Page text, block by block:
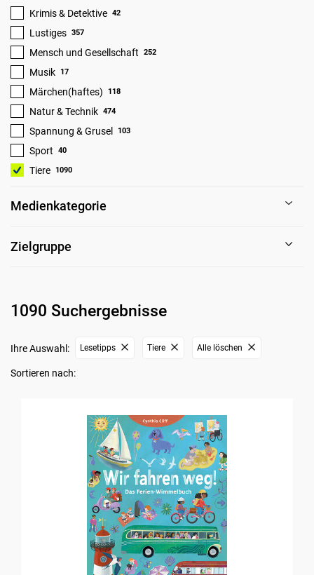
Krimis & Detektive 42
Lustiges 357
Mensch und Gesellschaft 252
Musik 17
Märchen(haftes) 118
Natur & Technik 474
Spannung & Grusel 103
Sport 40
Tiere 1090
Medienkategorie
Zielgruppe
1090 Suchergebnisse
Ihre Auswahl: Lesetipps Tiere Alle löschen
Sortieren nach: